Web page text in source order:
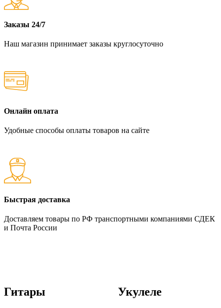
Заказы 24/7
Наш магазин принимает заказы круглосуточно
Онлайн оплата
Удобные способы оплаты товаров на сайте
Быстрая доставка
Доставляем товары по РФ транспортными компаниями СДЕК
и Почта России
Гитары Укулеле